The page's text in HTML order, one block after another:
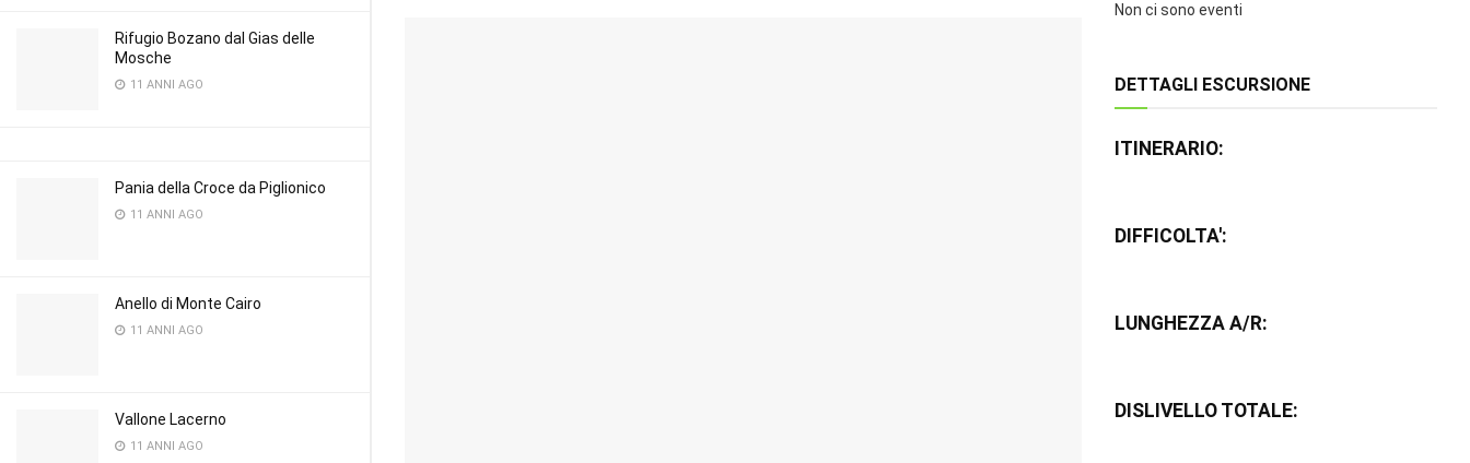
Rifugio Bozano dal Gias delle
Mosche
11 ANNI AGO
Pania della Croce da Piglionico
11 ANNI AGO
Anello di Monte Cairo
11 ANNI AGO
Vallone Lacerno
11 ANNI AGO
Non ci sono eventi
DETTAGLI ESCURSIONE
ITINERARIO:
DIFFICOLTA':
LUNGHEZZA A/R:
DISLIVELLO TOTALE: